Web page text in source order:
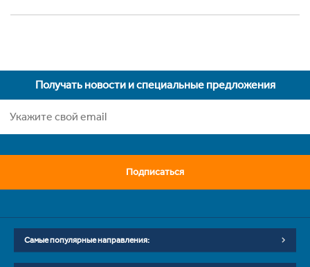
Получать новости и специальные предложения
Подписаться
Самые популярные направления: